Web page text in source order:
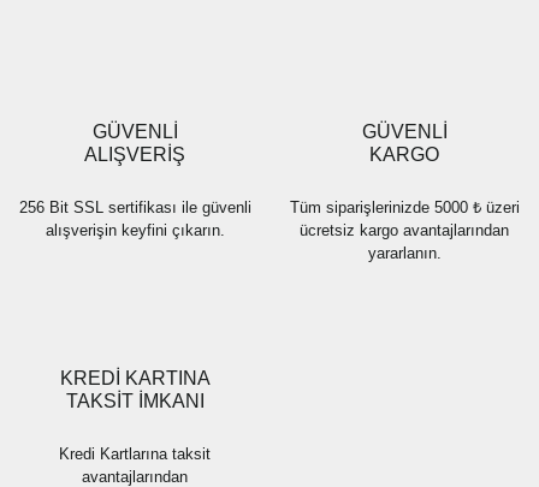
Ürün fiyatı diğer sitelerden daha pahalı.
Bu ürüne benzer farklı alternatifler olmalı.
GÜVENLİ
ALIŞVERİŞ
256 Bit SSL sertifikası ile güvenli
alışverişin keyfini çıkarın.
GÜVENLİ
KARGO
Tüm siparişlerinizde 5000 ₺ üzeri
ücretsiz kargo avantajlarından
yararlanın.
KREDİ KARTINA
TAKSİT İMKANI
Kredi Kartlarına taksit
avantajlarından